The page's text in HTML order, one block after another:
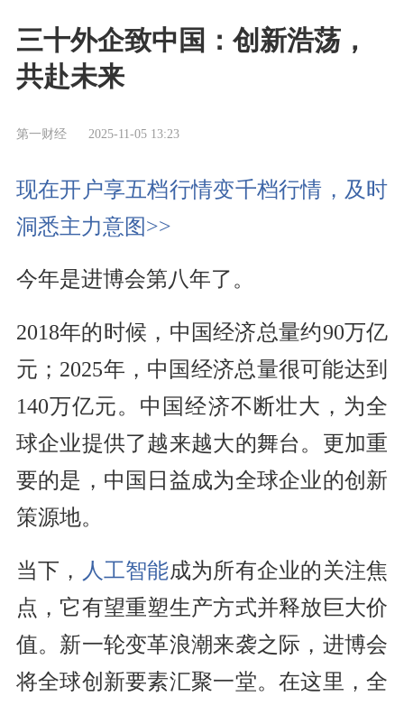
三十外企致中国：创新浩荡，
共赴未来
第一财经 2025-11-05 13:23
现在开户享五档行情变千档行情，及时
洞悉主力意图>>
今年是进博会第八年了。
2018年的时候，中国经济总量约90万亿
元；2025年，中国经济总量很可能达到
140万亿元。中国经济不断壮大，为全
球企业提供了越来越大的舞台。更加重
要的是，中国日益成为全球企业的创新
策源地。
当下， 人工智能成为所有企业的关注焦
点，它有望重塑生产方式并释放巨大价
值。新一轮变革浪潮来袭之际，进博会
将全球创新要素汇聚一堂。在这里，全